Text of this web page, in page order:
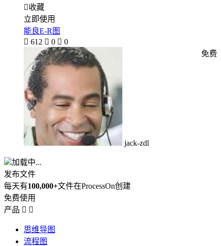
收藏
立即使用
能良E-R图
 612  0  0
jack-zdl
免费
加载中...
发布文件
每天有100,000+文件在ProcessOn创建
免费使用
产品  
思维导图
流程图